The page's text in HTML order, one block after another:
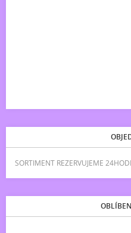
SORTIMENT REZERVUJEME